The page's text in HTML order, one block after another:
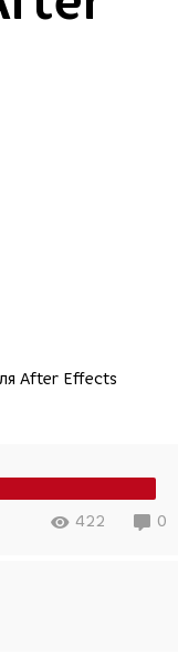
After Effects
422 0